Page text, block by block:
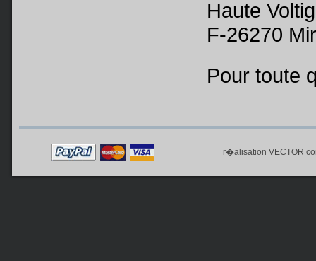
Haute
F-26270
Pour toute
r�alisation VECTOR